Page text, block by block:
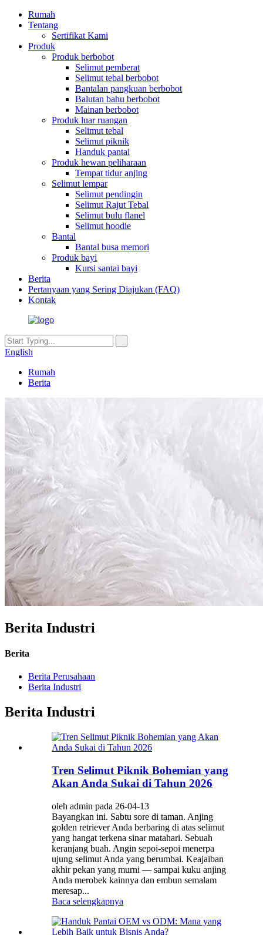
Rumah
Tentang
Sertifikat Kami
Produk
Produk berbobot
Selimut pemberat
Selimut tebal berbobot
Bantalan pangkuan berbobot
Balutan bahu berbobot
Mainan berbobot
Produk luar ruangan
Selimut tebal
Selimut piknik
Handuk pantai
Produk hewan peliharaan
Tempat tidur anjing
Selimut lempar
Selimut pendingin
Selimut Rajut Tebal
Selimut bulu flanel
Selimut hoodie
Bantal
Bantal busa memori
Produk bayi
Kursi santai bayi
Berita
Pertanyaan yang Sering Diajukan (FAQ)
Kontak
English
Rumah
Berita
Berita Industri
Berita
Berita Perusahaan
Berita Industri
Berita Industri
Tren Selimut Piknik Bohemian yang
Akan Anda Sukai di Tahun 2026
oleh admin pada 26-04-13
Bayangkan ini. Sabtu sore di taman. Anjing
golden retriever Anda berbaring di atas selimut
yang hangat terkena sinar matahari. Sebuah
keranjang buah. Angin sepoi-sepoi menerpa
ujung selimut Anda yang berumbai. Keajaiban
akhir pekan yang murni — sampai kuku anjing
Anda merobek kainnya dan embun semalam
meresap...
Baca selengkapnya